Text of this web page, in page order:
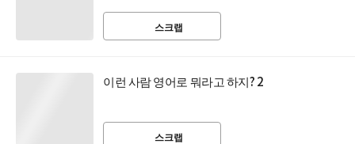
스크랩
이런 사람 영어로 뭐라고 하지? 2
스크랩